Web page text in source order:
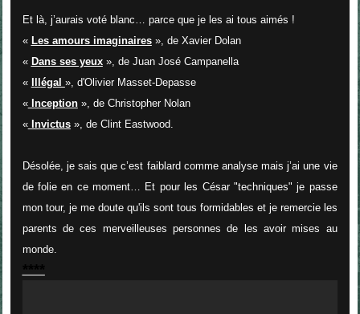
Et là, j’aurais voté blanc… parce que je les ai tous aimés !
« Les amours imaginaires», de Xavier Dolan
« Dans ses yeux», de Juan José Campanella
«
llégal », d'Olivier Masset-Depasse
«I nception», de Christopher Nolan
« Invictus», de Clint Eastwood.
Désolée, je sais que c’est faiblard comme analyse mais j’ai une vie
de folie en ce moment… Et pour les César "techniques" je passe
mon tour, je me doute qu'ils sont tous formidables et je remercie les
parents de ces merveilleuses personnes de les avoir mises au
monde.